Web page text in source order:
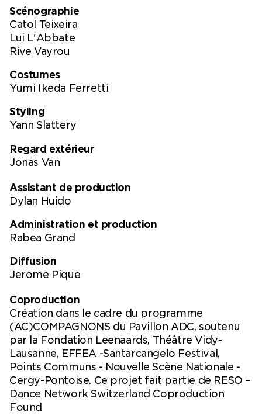
Scénographie
Catol Teixeira
Lui L'Abbate
Rive Vayrou
Costumes
Yumi Ikeda Ferretti
Styling
Yann Slattery
Regard extérieur
Jonas Van
Assistant de production
Dylan Huido
Administration et production
Rabea Grand
Diffusion
Jerome Pique
Coproduction
Création dans le cadre du programme
(AC)COMPAGNONS du Pavillon ADC, soutenu
par la Fondation Leenaards, Théâtre Vidy-
Lausanne, EFFEA -Santarcangelo Festival,
Points Communs - Nouvelle Scène Nationale -
Cergy-Pontoise. Ce projet fait partie de RESO –
Dance Network Switzerland Coproduction
Found